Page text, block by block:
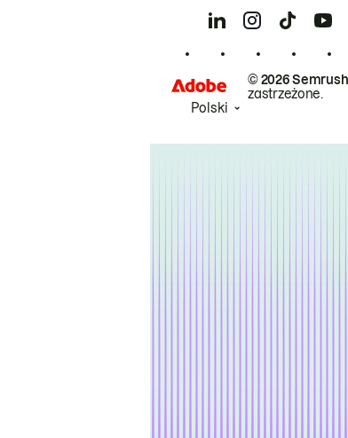
© 2026
zastrzeżone.
Polski